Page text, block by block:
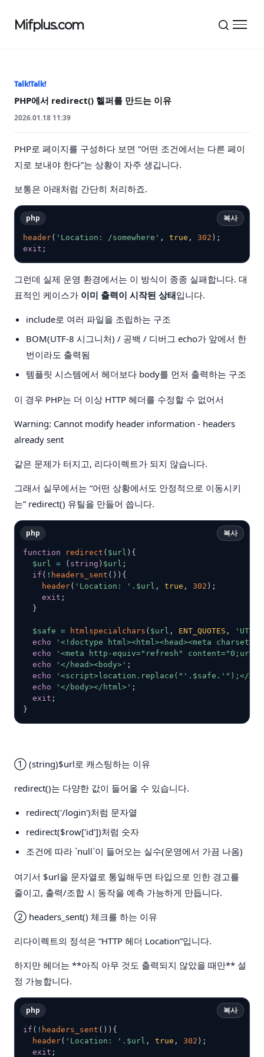
Mifplus.com
Talk!Talk!
PHP에서 redirect() 헬퍼를 만드는 이유
2026.01.18 11:39
PHP로 페이지를 구성하다 보면 “어떤 조건에서는 다른 페이
지로 보내야 한다”는 상황이 자주 생깁니다.
보통은 아래처럼 간단히 처리하죠.
header( 'Location: /somewhere' , true , 302 ) ;
exit ;
php 복사
그런데 실제 운영 환경에서는 이 방식이 종종 실패합니다. 대
표적인 케이스가 이미 출력이 시작된 상태입니다.
include로 여러 파일을 조립하는 구조
BOM(UTF-8 시그니처) / 공백 / 디버그 echo가 앞에서 한
번이라도 출력됨
템플릿 시스템에서 헤더보다 body를 먼저 출력하는 구조
이 경우 PHP는 더 이상 HTTP 헤더를 수정할 수 없어서
Warning: Cannot modify header information - headers
already sent
같은 문제가 터지고, 리다이렉트가 되지 않습니다.
그래서 실무에서는 “어떤 상황에서도 안정적으로 이동시키
는” redirect() 유틸을 만들어 씁니다.
function redirect ( $url ) {
$url = ( string ) $url ;
if ( ! headers_sent ( ) ) {
header( 'Location: ' . $url , true , 302 ) ;
exit ;
}
$safe = htmlspecialchars ( $url , ENT_QUOTES ,
'UTF-
echo
'<!doctype html><html><head><meta
echo
'<meta http-equiv="refresh" content="0;url='
echo
'</head><body>' ;
echo
'<script>location.replace("' . $safe . '");</
echo
'</body></html>' ;
exit ;
}
php 복사
① (string)$url로 캐스팅하는 이유
redirect()는 다양한 값이 들어올 수 있습니다.
redirect('/login')처럼 문자열
redirect($row['id'])처럼 숫자
조건에 따라 `null`이 들어오는 실수(운영에서 가끔 나옴)
여기서 $url을 문자열로 통일해두면 타입으로 인한 경고를
줄이고, 출력/조합 시 동작을 예측 가능하게 만듭니다.
② headers_sent() 체크를 하는 이유
리다이렉트의 정석은 “HTTP 헤더 Location”입니다.
하지만 헤더는 **아직 아무 것도 출력되지 않았을 때만** 설
정 가능합니다.
if ( ! headers_sent ( ) ) {
header( 'Location: ' . $url , true , 302 ) ;
exit ;
php 복사